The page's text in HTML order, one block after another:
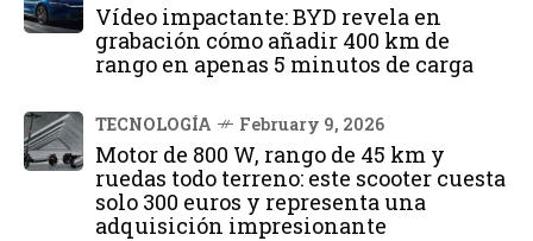
Vídeo impactante: BYD revela en
grabación cómo añadir 400 km de
rango en apenas 5 minutos de carga
TECNOLOGÍA February 9, 2026
Motor de 800 W, rango de 45 km y
ruedas todo terreno: este scooter cuesta
solo 300 euros y representa una
adquisición impresionante